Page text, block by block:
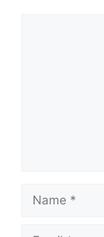
Name
Email